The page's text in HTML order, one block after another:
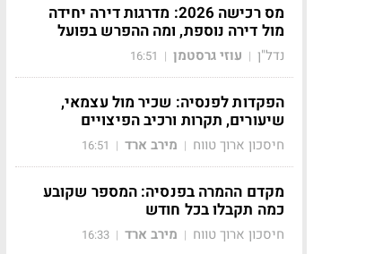
מס רכישה 2026: מדרגות דירה יחידה
מול דירה נוספת, ומה ההפרש בפועל
נדל"ן | עוזי גרסטמן |
16:51
הפקדות לפנסיה: שכיר מול עצמאי,
שיעורים, תקרות ורכיב הפיצויים
חיסכון ארוך טווח | מירב ארד |
16:51
מקדם ההמרה בפנסיה: המספר שקובע
כמה תקבלו בכל חודש
חיסכון ארוך טווח | מירב ארד |
16:33